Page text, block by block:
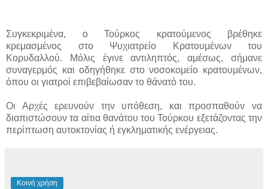
Συγκεκριμένα, ο Τούρκος κρατούμενος βρέθηκε
κρεμασμένος στο Ψυχιατρείο Κρατουμένων του
Κορυδαλλού. Μόλις έγινε αντιληπτός, αμέσως, σήμανε
συναγερμός και οδηγήθηκε στο νοσοκομείο κρατουμένων,
όπου οι γιατροί επιβεβαίωσαν το θάνατό του.
Οι Αρχές ερευνούν την υπόθεση, και προσπαθούν να
διαπιστώσουν τα αίτια θανάτου του Τούρκου εξετάζοντας την
περίπτωση αυτοκτονίας ή εγκληματικής ενέργειας.
Κοινή χρήση